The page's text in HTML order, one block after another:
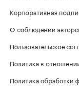
Корпоративная
О соблюдении
Пользовательское
Политика в
Политика обработки